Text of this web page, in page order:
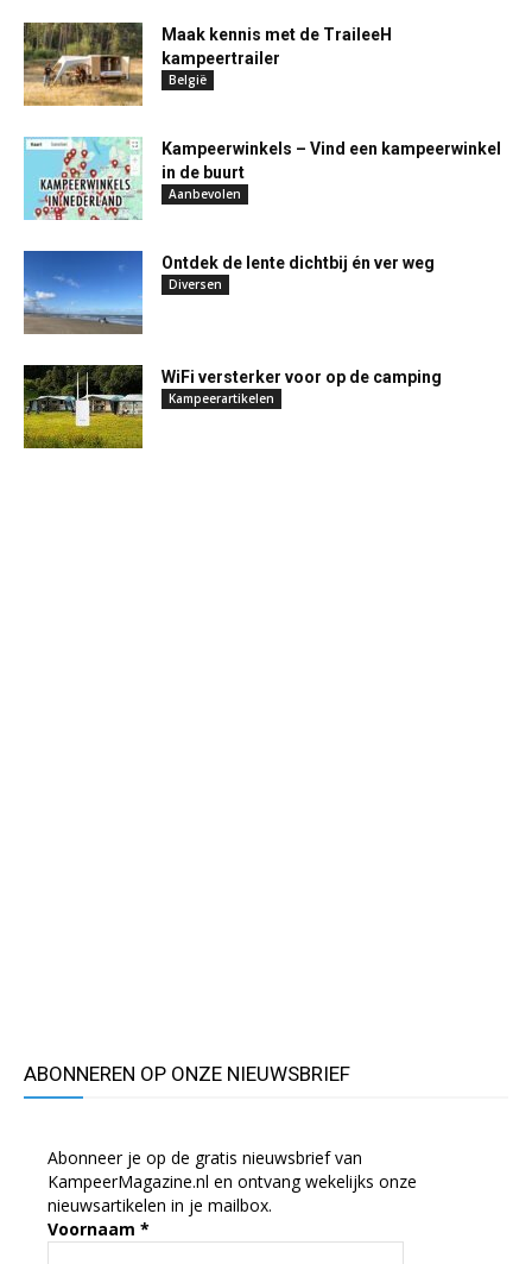
Maak kennis met de TraileeH
kampeertrailer
België
Kampeerwinkels – Vind een kampeerwinkel
in de buurt
Aanbevolen
Ontdek de lente dichtbij én ver weg
Diversen
WiFi versterker voor op de camping
Kampeerartikelen
ABONNEREN OP ONZE NIEUWSBRIEF
Abonneer je op de gratis nieuwsbrief van
KampeerMagazine.nl en ontvang wekelijks onze
nieuwsartikelen in je mailbox.
Voornaam *